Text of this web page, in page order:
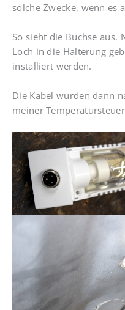
solche Zwecke, wenn es
So sieht die Buchse aus.
Loch in die Halterung
installiert werden.
Die Kabel wurden dann
meiner